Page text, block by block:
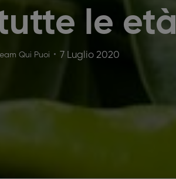
le età
Team Qui Puoi 7 Luglio 2020